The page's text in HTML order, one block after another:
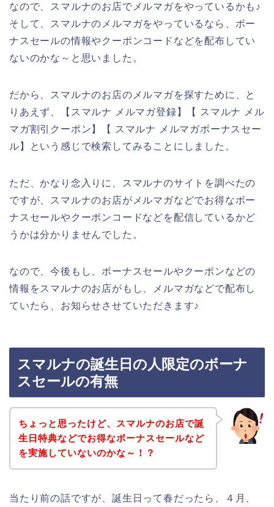
なので、スマルナのお店でメルマガをやっているかも♪
そして、スマルナのメルマガをやっているなら、ボー
ナスセールの情報やクーポンコードなどを配布してい
ないのかな～と思いました。
だから、スマルナのお店のメルマガを探すために、と
りあえず、【スマルナ メルマガ登録】【 スマルナ メル
マガ割引クーポン】【 スマルナ メルマガボーナスセー
ル】という感じで検索してみることにしました。
ただ、かなり念入りに、スマルナのサイトを調べたの
ですが、スマルナのお店がメルマガなどでお得なボー
ナスセールやクーポンコードなどを配信しているかど
うかは分かりませんでした。
なので、今後もし、ボーナスセールやクーポンなどの
情報をスマルナのお店がもし、メルマガなどで配布し
ていたら、お知らせさせていただきます♪
スマルナの誕生日の人限定のボーナ
スセールの有無
ちょっと思ったけど、スマルナのお店で誕
生日特典などでお得なボーナスセールなど
を実施していないのかな～！？
当たり前の話ですが、誕生日って春だったら、４月、